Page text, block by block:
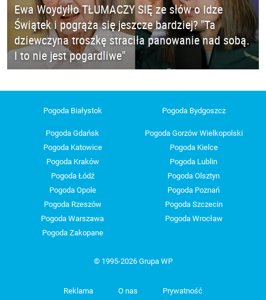
Ewa Woydyłło TŁUMACZY SIĘ ze słów o Idze
Świątek i pogrąża się jeszcze bardziej? "Ta
dziewczyna troszkę straciła panowanie nad sobą.
I to nie jest pogardliwe"
Pogoda Białystok Pogoda Bydgoszcz
Pogoda Gdańsk
Pogoda Gorzów Wielkopolski
Pogoda Katowice
Pogoda Kielce
Pogoda Kraków
Pogoda Lublin
Pogoda Łódź
Pogoda Olsztyn
Pogoda Opole
Pogoda Poznań
Pogoda Rzeszów
Pogoda Szczecin
Pogoda Warszawa
Pogoda Wrocław
Pogoda Zakopane
© 1995-2026 Grupa WP
Reklama O nas Prywatność